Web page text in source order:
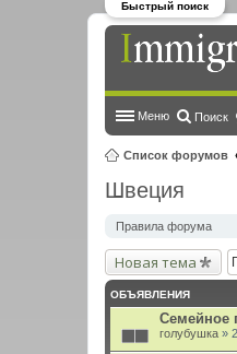
Меню Поиск
Список форумов
Быстрый поиск
Швеция
Правила форума
Новая тема
ОБЪЯВЛЕНИЯ
Семейное
голубушка »